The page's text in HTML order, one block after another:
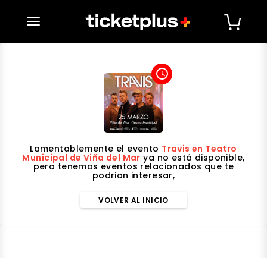
desplegar navegación
access_time
Lamentablemente el evento Travis en Teatro
Municipal de Viña del Mar ya no está disponible,
pero tenemos eventos relacionados que te
podrian interesar,
VOLVER AL INICIO